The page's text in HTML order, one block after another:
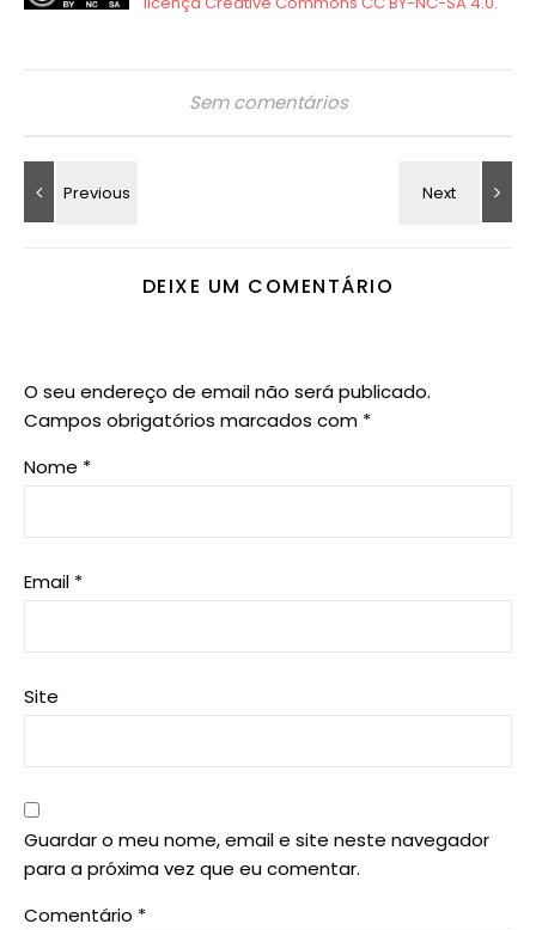
Sem comentários
DEIXE UM COMENTÁRIO
O seu endereço de email não será publicado.
Campos obrigatórios marcados com *
Nome *
Email *
Site
Guardar o meu nome, email e site neste navegador
para a próxima vez que eu comentar.
Comentário *